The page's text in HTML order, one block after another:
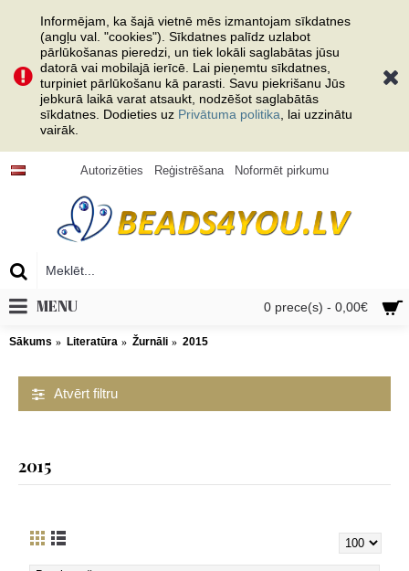
Informējam, ka šajā vietnē mēs izmantojam sīkdatnes
(angļu val. "cookies"). Sīkdatnes palīdz uzlabot
pārlūkošanas pieredzi, un tiek lokāli saglabātas jūsu
datorā vai mobilajā ierīcē. Lai pieņemtu sīkdatnes,
turpiniet pārlūkošanu kā parasti. Savu piekrišanu Jūs
jebkurā laikā varat atsaukt, nodzēšot saglabātās
sīkdatnes. Dodieties uz Privātuma politika , lai uzzinātu
vairāk.
Autorizēties Reģistrēšana Noformēt pirkumu
0 prece(s) - 0,00€
MENU
Sākums Literatūra Žurnāli 2015
Atvērt filtru
2015